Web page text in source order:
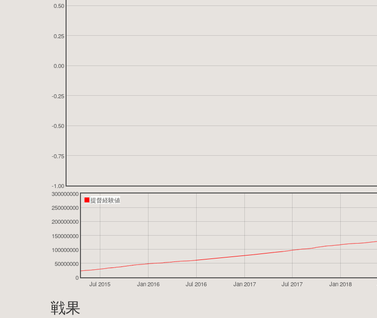
-1.00
-0.75
-0.50
-0.25
0.00
0.25
0.50
Jul 2015 Jan 2016 Jul 2016 Jan 2017 Jul 2017 Jan 2018
0
50000000
100000000
150000000
200000000
250000000
300000000
提督経験値
戦果